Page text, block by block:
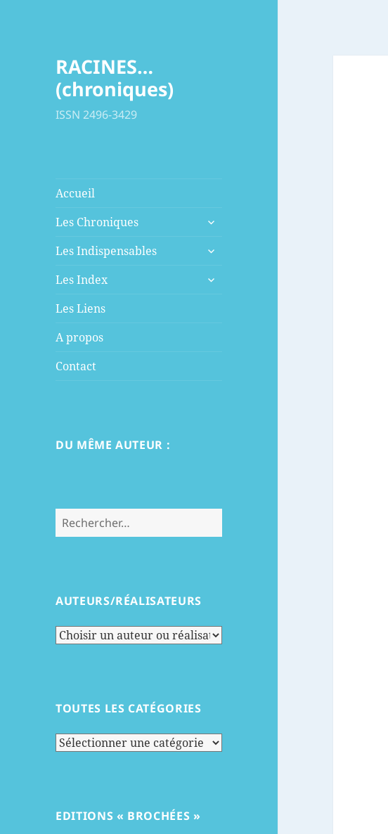
RACINES…
(chroniques)
ISSN 2496-3429
Accueil
Les Chroniques
ouvrir
sous-
Les Indispensables
ouvrir
sous-
Les Index
ouvrir
Les Liens
A propos
Contact
DU MÊME AUTEUR :
Rechercher :
AUTEURS/RÉALISATEURS
TOUTES LES CATÉGORIES
Toutes
EDITIONS « BROCHÉES »